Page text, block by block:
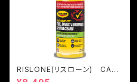
RISLONE(リスローン) CAT
コンプリート ※本製品はガソ